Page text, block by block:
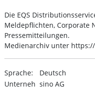
Die EQS
Meldepflichten, Corporate
Pressemitteilungen.
Medienarchiv unter
Sprache:
Deutsch
Unterneh sino AG